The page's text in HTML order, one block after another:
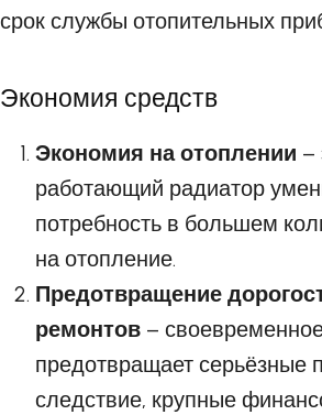
срок службы отопительных
Экономия средств
Экономия на отоплении –
работающий радиатор
потребность в большем
на отопление.
Предотвращение
ремонтов –
предотвращает серьёзные
следствие, крупные